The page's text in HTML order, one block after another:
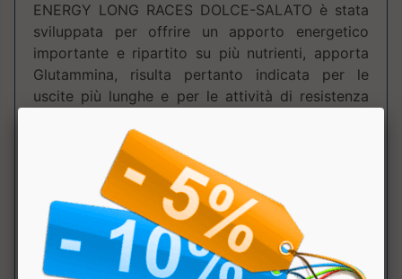
ENERGY LONG RACES DOLCE-SALATO è stata
sviluppata per offrire un apporto energetico
importante e ripartito su più nutrienti, apporta
Glutammina, risulta pertanto indicata per le
uscite più lunghe e per le attività di resistenza
veloce, ma che dura nel tempo. La barretta
ENERGY LONG RACES DOLCE-SALATO è senza
grassi aggiunti, è facilmente digeribile e
facilmente masticabile. Ha un ottimo sapore, e
mantiene la sue caratteristiche anche in
situazioni critiche. ENERGY LONG RACES
DOLCE-SALATO non contiene glutine (Gluten